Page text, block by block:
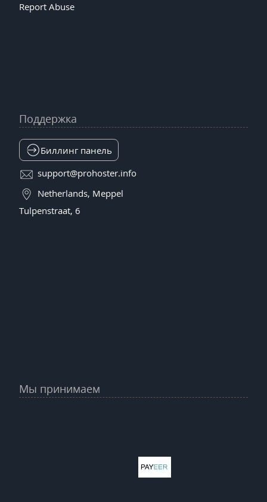
Report Abuse
Поддержка
Биллинг панель
support@prohoster.info
Netherlands, Meppel
Tulpenstraat, 6
Мы принимаем